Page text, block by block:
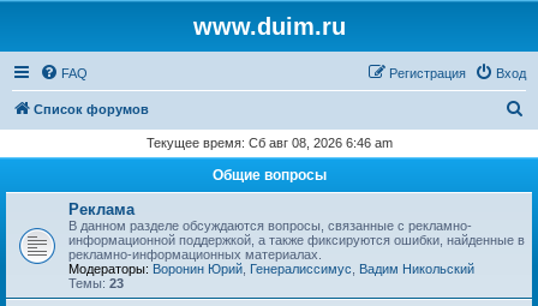
www.duim.ru
FAQ Вход
Регистрация
Список форумов
с
Текущее время: Сб авг 08, 2026 6:46 am
Общие вопросы
Реклама
В данном разделе обсуждаются вопросы, связанные с рекламно-
информационной поддержкой, а также фиксируются ошибки, найденные в
рекламно-информационных материалах.
Модераторы: Воронин Юрий Генералиссимус
Вадим Никольский
Темы: 23